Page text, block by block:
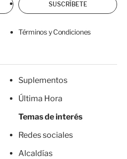
SUSCRÍBETE
Términos y Condiciones
Suplementos
Última Hora
Temas de interés
Redes sociales
Alcaldías